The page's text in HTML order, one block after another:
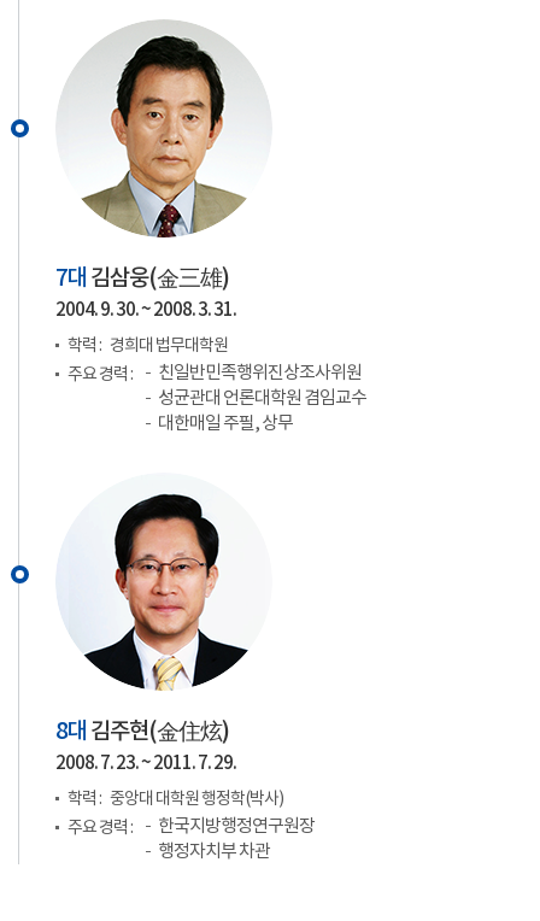
7대 김삼웅(金三雄)
2004. 9. 30. ~ 2008. 3. 31.
학력 : 경희대 법무대학원
주요 경력 :
친일반민족행위진상조사위원
성균관대 언론대학원 겸임교수
대한매일 주필, 상무
8대 김주현(金住炫)
2008. 7. 23. ~ 2011. 7. 29.
학력 : 중앙대 대학원 행정학(박사)
주요 경력 :
한국지방행정연구원장
행정자치부 차관